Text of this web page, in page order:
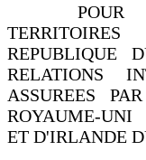
REPUBLIQUE
RELATIONS
ASSUREES
ROYAUME-
ET D'IRLANDE